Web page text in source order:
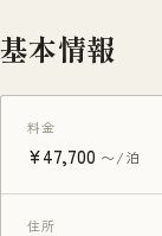
基本情報
料金
¥47,700 〜/泊
住所